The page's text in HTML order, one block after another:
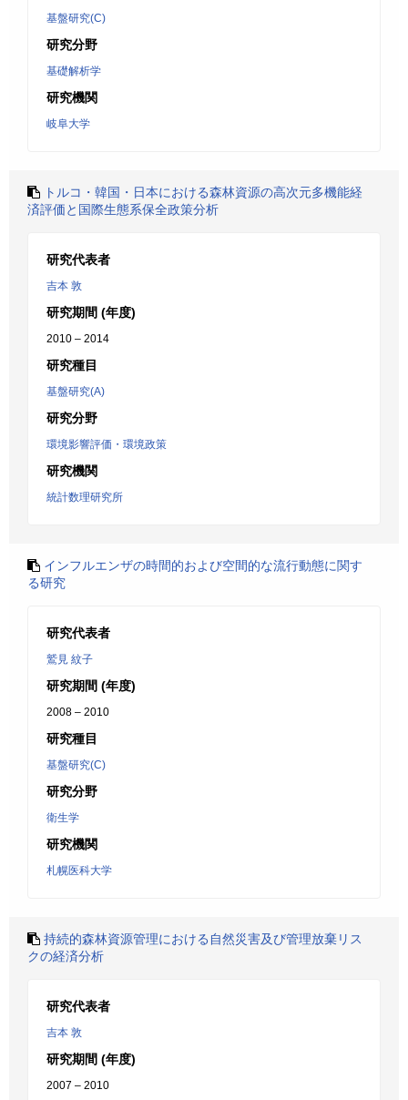
基盤研究(C)
研究分野
基礎解析学
研究機関
岐阜大学
トルコ・韓国・日本における森林資源の高次元多機能経
済評価と国際生態系保全政策分析
研究代表者
吉本 敦
研究期間 (年度)
2010 – 2014
研究種目
基盤研究(A)
研究分野
環境影響評価・環境政策
研究機関
統計数理研究所
インフルエンザの時間的および空間的な流行動態に関す
る研究
研究代表者
鷲見 紋子
研究期間 (年度)
2008 – 2010
研究種目
基盤研究(C)
研究分野
衛生学
研究機関
札幌医科大学
持続的森林資源管理における自然災害及び管理放棄リス
クの経済分析
研究代表者
吉本 敦
研究期間 (年度)
2007 – 2010